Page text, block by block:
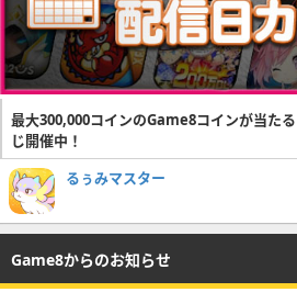
最大300,000コインのGame8コインが当た
じ開催中！
るぅみマスター
Game8からのお知らせ